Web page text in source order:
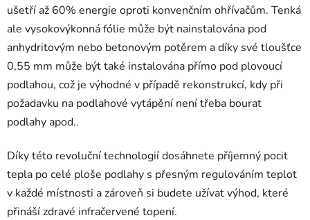
ušetří až 60% energie oproti konvenčním ohřívačům. Tenká
ale vysokovýkonná fólie může být nainstalována pod
anhydritovým nebo betonovým potěrem a díky své tloušťce
0,55 mm může být také instalována přímo pod plovoucí
podlahou, což je výhodné v případě rekonstrukcí, kdy při
požadavku na podlahové vytápění není třeba bourat
podlahy apod..
Díky této revoluční technologií dosáhnete příjemný pocit
tepla po celé ploše podlahy s přesným regulováním teplot
v každé místnosti a zároveň si budete užívat výhod, které
přináší zdravé infračervené topení.